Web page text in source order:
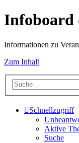
Infoboard
Informationen zu
Zum Inhalt
Schnellzugriff
Aktive
Suche